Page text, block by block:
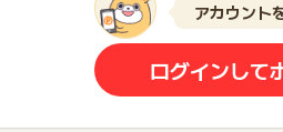
アカウント
ログインして